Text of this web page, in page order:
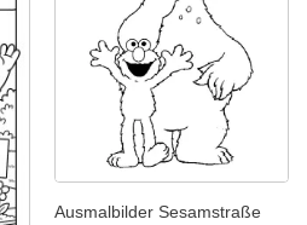
Ausmalbilder Sesamstraße